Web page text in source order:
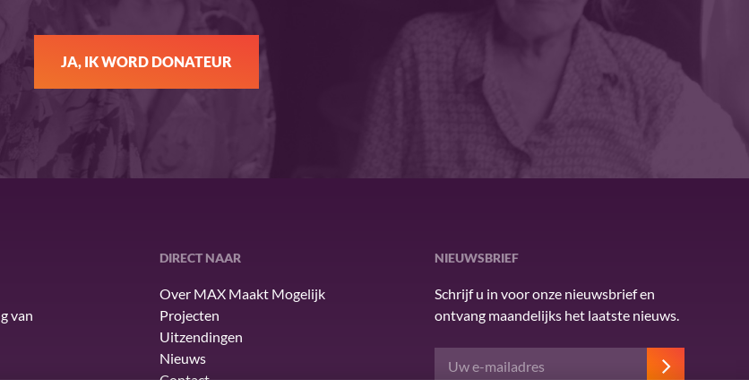
JA, IK WORD DONATEUR
van
DIRECT NAAR
Over MAX Maakt Mogelijk
Projecten
Uitzendingen
Nieuws
Contact
NIEUWSBRIEF
Schrijf u in voor onze nieuwsbrief en
ontvang maandelijks het laatste nieuws.